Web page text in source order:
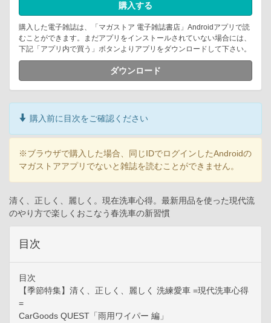
購入する
購入した電子雑誌は、「マガストア 電子雑誌書店」Androidアプリで読
むことができます。まだアプリをインストールされていない場合には、
下記「アプリ内で買う」ボタンよりアプリをダウンロードして下さい。
ダウンロード
購入前に目次をご確認ください
※ブラウザで購入した場合、同じIDでログインしたAndroidの
マガストアアプリでないと雑誌を読むことができません。
清く、正しく、麗しく。現在洗車心得。最新用品を使った現代流
のやり方で楽しくおこなう春洗車の新習慣
目次
目次
【季節特集】清く、正しく、麗しく 洗練愛車 =現代洗車心得
=
CarGoods QUEST「雨用ワイパー 編」